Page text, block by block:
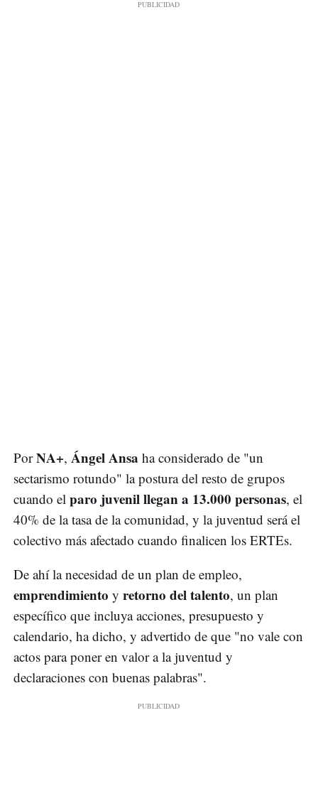
PorNA+, Ángel Ansa ha considerado de "un
sectarismo rotundo" la postura del resto de grupos
cuando el paro juvenil llegan a 13.000 personas, el
40% de la tasa de la comunidad, y la juventud será el
colectivo más afectado cuando finalicen los ERTEs.
De ahí la necesidad de un plan de empleo,
emprendimiento y retorno del talento, un plan
específico que incluya acciones, presupuesto y
calendario, ha dicho, y advertido de que "no vale con
actos para poner en valor a la juventud y
declaraciones con buenas palabras".